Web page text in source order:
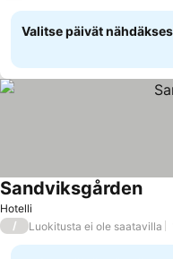
Valitse päivät
Hotelli
Sandviksgården
/ Luokitusta ei ole saatavilla